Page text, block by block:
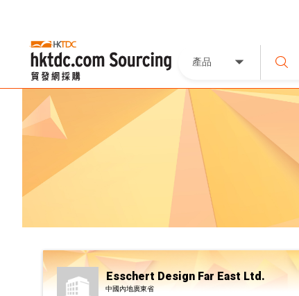
產品
Esschert Design Far East Ltd.
中國內地廣東省